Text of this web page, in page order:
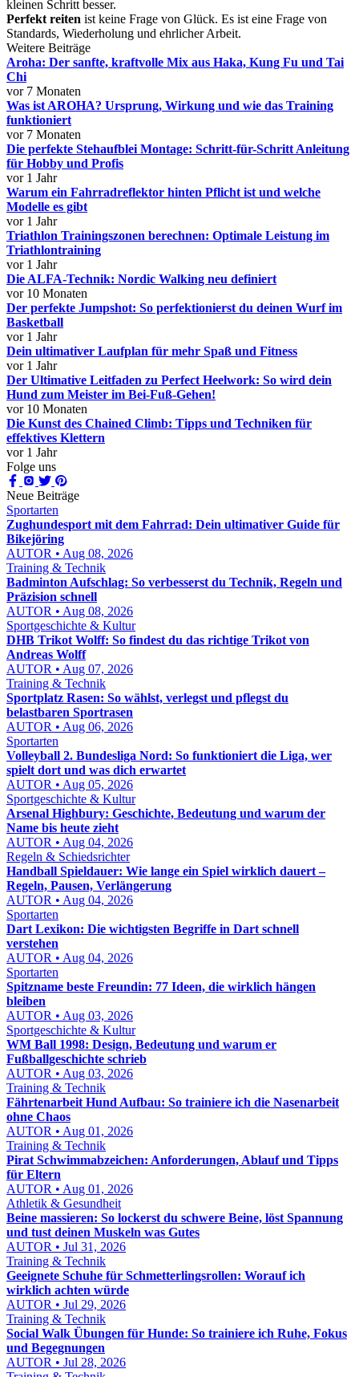
kleinen Schritt besser.
Perfekt reiten ist keine Frage von Glück. Es ist eine Frage von
Standards, Wiederholung und ehrlicher Arbeit.
Weitere Beiträge
Aroha: Der sanfte, kraftvolle Mix aus Haka, Kung Fu und Tai
Chi
vor 7 Monaten
Was ist AROHA? Ursprung, Wirkung und wie das Training
funktioniert
vor 7 Monaten
Die perfekte Stehaufblei Montage: Schritt-für-Schritt Anleitung
für Hobby und Profis
vor 1 Jahr
Warum ein Fahrradreflektor hinten Pflicht ist und welche
Modelle es gibt
vor 1 Jahr
Triathlon Trainingszonen berechnen: Optimale Leistung im
Triathlontraining
vor 1 Jahr
Die ALFA-Technik: Nordic Walking neu definiert
vor 10 Monaten
Der perfekte Jumpshot: So perfektionierst du deinen Wurf im
Basketball
vor 1 Jahr
Dein ultimativer Laufplan für mehr Spaß und Fitness
vor 1 Jahr
Der Ultimative Leitfaden zu Perfect Heelwork: So wird dein
Hund zum Meister im Bei-Fuß-Gehen!
vor 10 Monaten
Die Kunst des Chained Climb: Tipps und Techniken für
effektives Klettern
vor 1 Jahr
Folge uns
Neue Beiträge
Sportarten
Zughundesport mit dem Fahrrad: Dein ultimativer Guide für
Bikejöring
AUTOR • Aug 08, 2026
Training & Technik
Badminton Aufschlag: So verbesserst du Technik, Regeln und
Präzision schnell
AUTOR • Aug 08, 2026
Sportgeschichte & Kultur
DHB Trikot Wolff: So findest du das richtige Trikot von
Andreas Wolff
AUTOR • Aug 07, 2026
Training & Technik
Sportplatz Rasen: So wählst, verlegst und pflegst du
belastbaren Sportrasen
AUTOR • Aug 06, 2026
Sportarten
Volleyball 2. Bundesliga Nord: So funktioniert die Liga, wer
spielt dort und was dich erwartet
AUTOR • Aug 05, 2026
Sportgeschichte & Kultur
Arsenal Highbury: Geschichte, Bedeutung und warum der
Name bis heute zieht
AUTOR • Aug 04, 2026
Regeln & Schiedsrichter
Handball Spieldauer: Wie lange ein Spiel wirklich dauert –
Regeln, Pausen, Verlängerung
AUTOR • Aug 04, 2026
Sportarten
Dart Lexikon: Die wichtigsten Begriffe in Dart schnell
verstehen
AUTOR • Aug 04, 2026
Sportarten
Spitzname beste Freundin: 77 Ideen, die wirklich hängen
bleiben
AUTOR • Aug 03, 2026
Sportgeschichte & Kultur
WM Ball 1998: Design, Bedeutung und warum er
Fußballgeschichte schrieb
AUTOR • Aug 03, 2026
Training & Technik
Fährtenarbeit Hund Aufbau: So trainiere ich die Nasenarbeit
ohne Chaos
AUTOR • Aug 01, 2026
Training & Technik
Pirat Schwimmabzeichen: Anforderungen, Ablauf und Tipps
für Eltern
AUTOR • Aug 01, 2026
Athletik & Gesundheit
Beine massieren: So lockerst du schwere Beine, löst Spannung
und tust deinen Muskeln was Gutes
AUTOR • Jul 31, 2026
Training & Technik
Geeignete Schuhe für Schmetterlingsrollen: Worauf ich
wirklich achten würde
AUTOR • Jul 29, 2026
Training & Technik
Social Walk Übungen für Hunde: So trainiere ich Ruhe, Fokus
und Begegnungen
AUTOR • Jul 28, 2026